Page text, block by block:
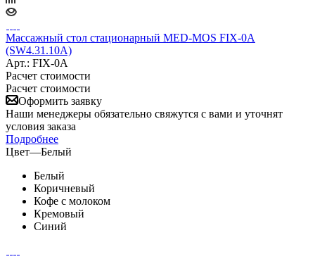
Массажный стол стационарный MED-MOS FIX-0A
(SW4.31.10A)
Арт.: FIX-0A
Расчет стоимости
Расчет стоимости
Оформить заявку
Наши менеджеры обязательно свяжутся с вами и уточнят
условия заказа
Подробнее
Цвет—Белый
Белый
Коричневый
Кофе с молоком
Кремовый
Синий